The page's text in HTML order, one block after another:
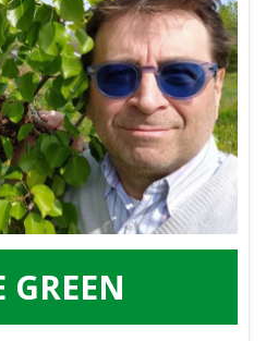
GREEN